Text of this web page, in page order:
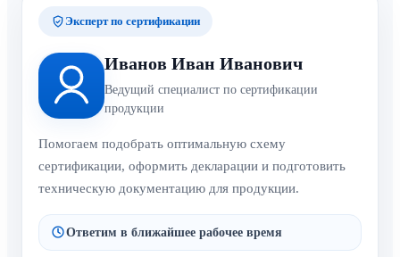
продукции
Помогаем подобрать оптимальную схему
сертификации, оформить декларации и подготовить
техническую документацию для продукции.
Ответим в ближайшее рабочее время
Подскажем точный состав документов
Быстро отвечаем на заявки